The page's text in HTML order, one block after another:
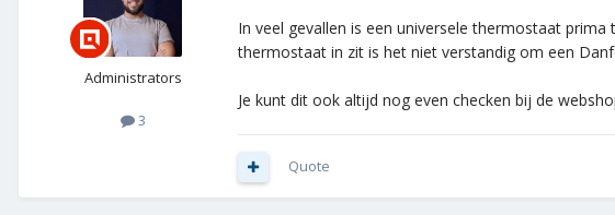
Administrators
3
In veel gevallen is een universele thermostaat
thermostaat in zit is het niet verstandig om een
Je kunt dit ook altijd nog even checken bij de
Quote